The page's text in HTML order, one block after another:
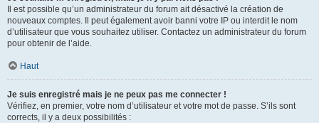
Il est possible qu’un administrateur du forum ait désactivé la création de
nouveaux comptes. Il peut également avoir banni votre IP ou interdit le nom
d’utilisateur que vous souhaitez utiliser. Contactez un administrateur du forum
pour obtenir de l’aide.
Haut
Je suis enregistré mais je ne peux pas me connecter !
Vérifiez, en premier, votre nom d’utilisateur et votre mot de passe. S’ils sont
corrects, il y a deux possibilités :